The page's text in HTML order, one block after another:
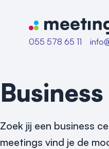
Naar home van
055 578 65 11
Zoek jij een business
meetings vind je de